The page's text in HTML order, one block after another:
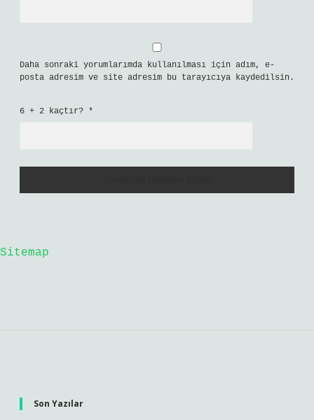
Daha sonraki yorumlarımda kullanılması için adım, e-
posta adresim ve site adresim bu tarayıcıya kaydedilsin.
6 + 2 kaçtır? *
Sitemap
Son Yazılar